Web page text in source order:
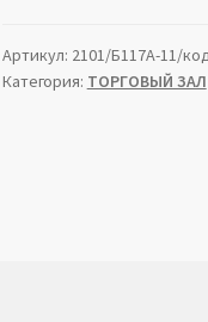
Артикул: 2101/Б117А-11/
Категория: ТОРГОВЫЙ ЗАЛ